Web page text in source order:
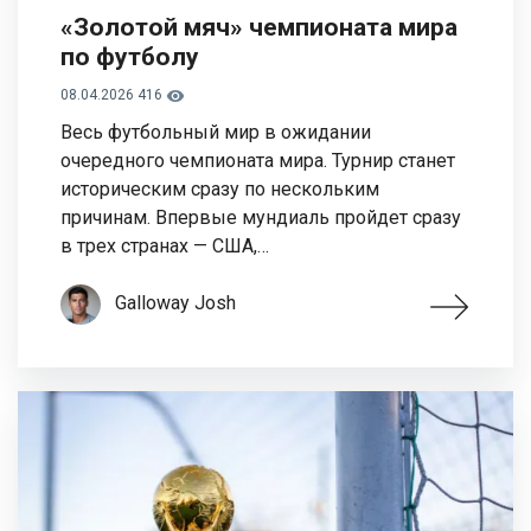
«Золотой мяч» чемпионата мира
по футболу
08.04.2026 416
Весь футбольный мир в ожидании
очередного чемпионата мира. Турнир станет
историческим сразу по нескольким
причинам. Впервые мундиаль пройдет сразу
в трех странах — США,…
Galloway Josh